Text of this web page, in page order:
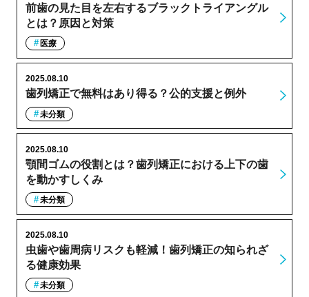
前歯の見た目を左右するブラックトライアングル
とは？原因と対策
医療
歯列矯正で無料はあり得る？公的支援と例外
2025.08.10
未分類
顎間ゴムの役割とは？歯列矯正における上下の歯
を動かすしくみ
2025.08.10
未分類
虫歯や歯周病リスクも軽減！歯列矯正の知られざ
る健康効果
2025.08.10
未分類